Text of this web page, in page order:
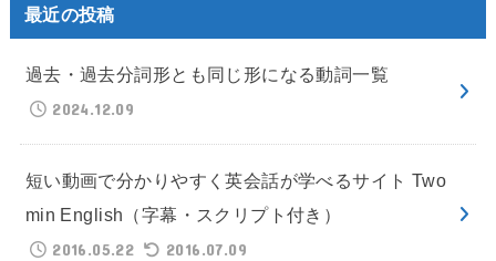
最近の投稿
過去・過去分詞形とも同じ形になる動詞一覧
2024.12.09
短い動画で分かりやすく英会話が学べるサイト Two
min English（字幕・スクリプト付き）
2016.05.22
2016.07.09